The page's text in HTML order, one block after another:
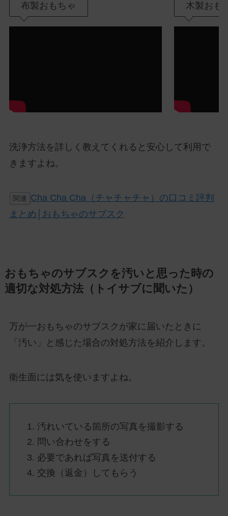
布製おもちゃ 木製おも
洗浄方法を詳しく教えてくれると安心して利用で
きますよね。
関連
Cha Cha Cha（チャチャチャ）の口コミ評判
まとめ│おもちゃのサブスク
おもちゃのサブスクを汚いと思った時の
適切な対処方法（トイサブに聞いた）
万が一おもちゃのサブスクが家に届いたときに
「汚い」と感じた場合の対処方法を紹介します。
衛生面には気を使いますよね。
汚れいている箇所の写真を撮影する
問い合わせをする
必要であれば写真を送付する
交換（返金）してもらう